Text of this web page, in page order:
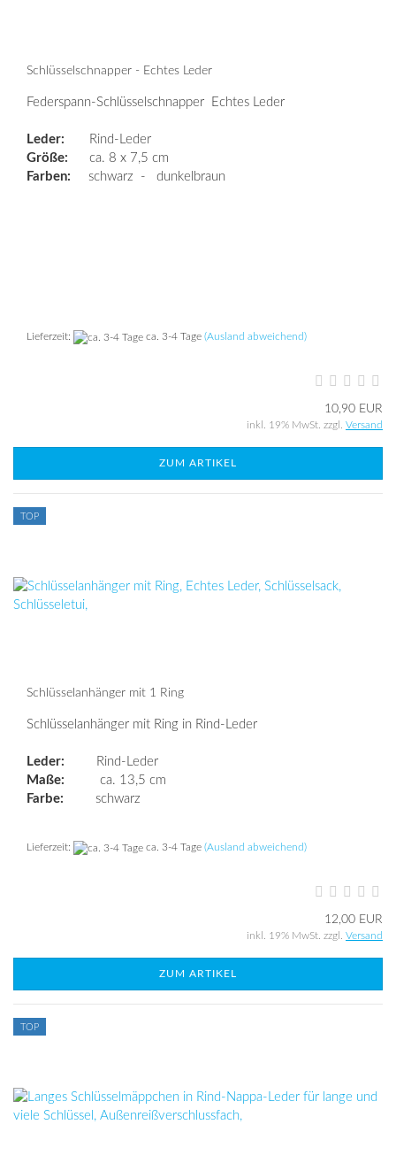
Schlüsselschnapper - Echtes Leder
Federspann-Schlüsselschnapper Echtes Leder
Leder: Rind-Leder
Größe: ca. 8 x 7,5 cm
Farben: schwarz - dunkelbraun
Lieferzeit: ca. 3-4 Tage (Ausland abweichend)
10,90 EUR
inkl. 19% MwSt. zzgl. Versand
ZUM ARTIKEL
TOP
Schlüsselanhänger mit 1 Ring
Schlüsselanhänger mit Ring in Rind-Leder
Leder: Rind-Leder
Maße: ca. 13,5 cm
Farbe: schwarz
Lieferzeit: ca. 3-4 Tage (Ausland abweichend)
12,00 EUR
inkl. 19% MwSt. zzgl. Versand
ZUM ARTIKEL
TOP